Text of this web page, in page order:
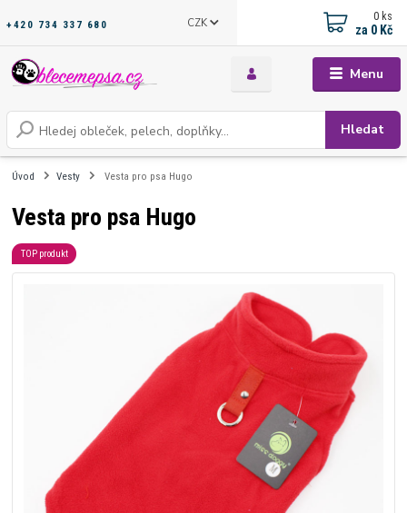
Menu
CZK
Hledat
+420 734 337 680
0 ks
za 0 Kč
Úvod Vesty Vesta pro psa Hugo
Vesta pro psa Hugo
TOP produkt